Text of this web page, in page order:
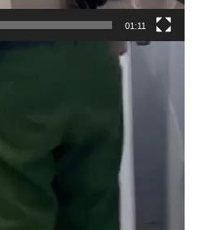
01:11